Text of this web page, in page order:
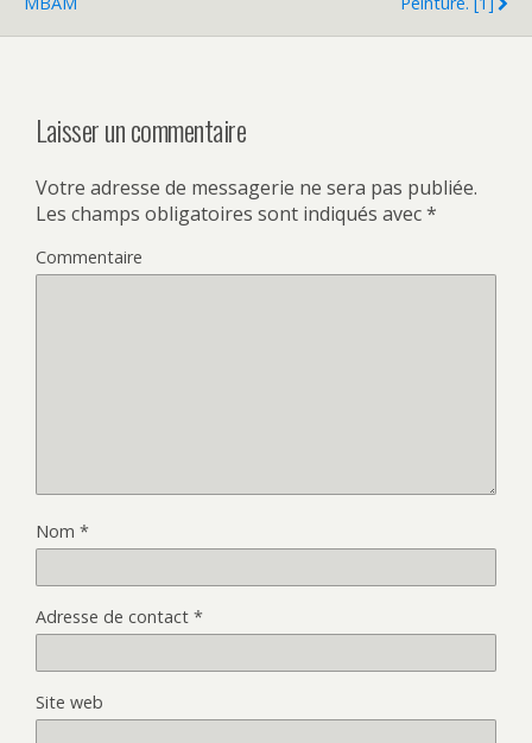
Laisser un commentaire
Votre adresse de messagerie ne sera pas publiée.
Les champs obligatoires sont indiqués avec*
Commentaire
Nom *
Adresse de contact *
Site web